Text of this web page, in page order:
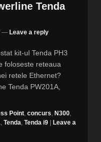
Tenda
— Leave a reply
kit-ul Tenda PH3
foloseste reteaua
retele Ethernet?
Tenda PW201A,
Point, concurs, N300,
, Tenda, Tenda i9
Leave a